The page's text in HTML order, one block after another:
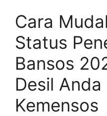
Cara
Status
Bansos
Desil
Kemensos